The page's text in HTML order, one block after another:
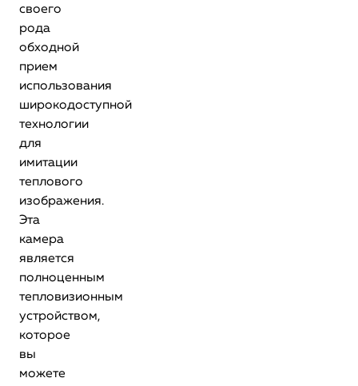
своего
рода
обходной
прием
использования
широкодоступной
технологии
для
имитации
теплового
изображения.
Эта
камера
является
полноценным
тепловизионным
устройством,
которое
вы
можете